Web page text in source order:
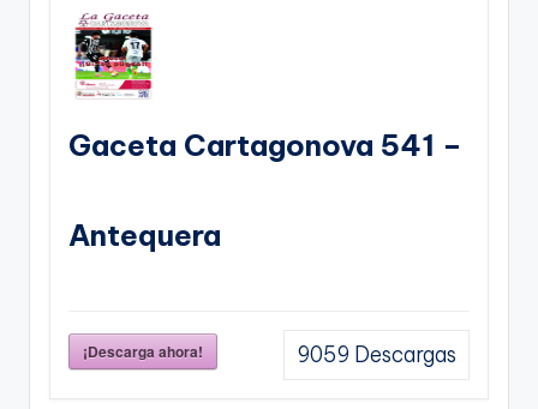
Gaceta Cartagonova 541 –
Antequera
¡Descarga ahora! 9059 Descargas